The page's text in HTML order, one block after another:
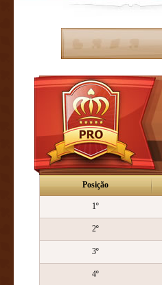
Posição
1º
2º
3º
4º